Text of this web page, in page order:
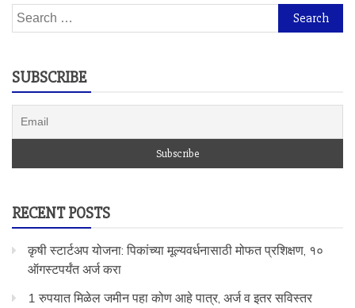
Search
for:
SUBSCRIBE
RECENT POSTS
कृषी स्टार्टअप योजना: पिकांच्या मूल्यवर्धनासाठी मोफत प्रशिक्षण, १०
ऑगस्टपर्यंत अर्ज करा
1 रुपयात मिळेल जमीन पहा कोण आहे पात्र, अर्ज व इतर सविस्तर